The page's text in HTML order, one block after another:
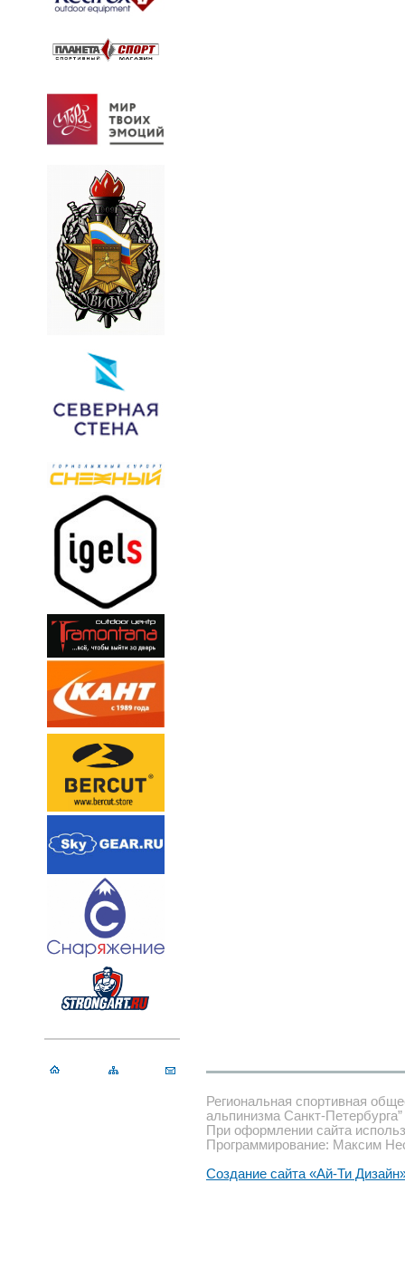
Региональная спортивная
альпинизма Санкт-Петербурга”
При оформлении сайта
Программирование: Максим
Создание сайта «Ай-Ти